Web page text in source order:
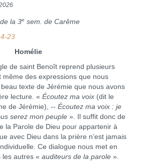
la 3e sem. de Carême
23
Homélie
de saint Benoît reprend plusieurs
même des expressions que nous
texte de Jérémie que nous avons
lecture. « Écoutez ma voix(dit le
de Jérémie), -- Écoutez ma voix : je
serez mon peuple ». Il suffit donc de
la Parole de Dieu pour appartenir à
avec Dieu dans la prière n’est jamais
Ce dialogue nous met en
les autres « auditeurs de la parole».